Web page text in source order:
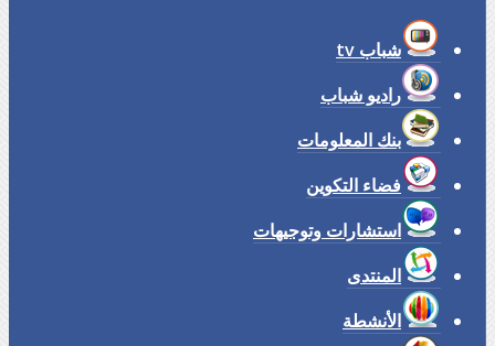
شباب tv
راديو شباب
بنك المعلومات
فضاء التكوين
استشارات وتوجيهات
المنتدى
الأنشطة